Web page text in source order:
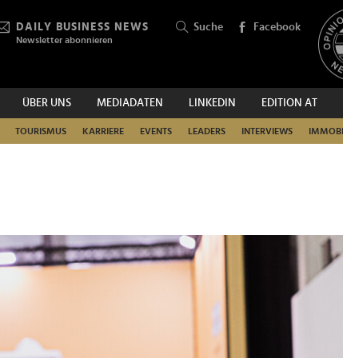
DAILY BUSINESS NEWS
Newsletter abonnieren
Suche Facebook
ÜBER UNS MEDIADATEN LINKEDIN EDITION AT
TOURISMUS KARRIERE EVENTS LEADERS INTERVIEWS
SUCHEN